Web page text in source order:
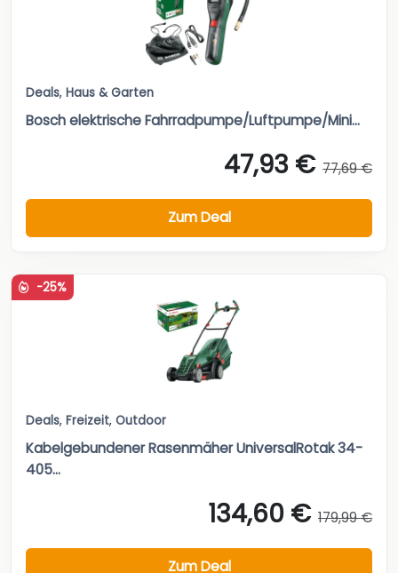
Deals, Haus & Garten
Bosch elektrische Fahrradpumpe/Luftpumpe/Mini...
47,93 € 77,69 €
Zum Deal
-25%
Deals, Freizeit, Outdoor
Kabelgebundener Rasenmäher UniversalRotak 34-
405...
134,60 € 179,99 €
Zum Deal